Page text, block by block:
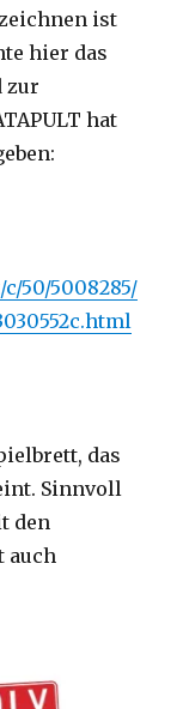
ist
hier das
zur
hat
50/5008285/
das
Sinnvoll
den
auch